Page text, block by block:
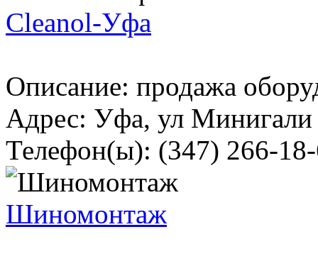
Cleanol-Уфа
Описание: продажа
Адрес: Уфа, ул Минигали
Телефон(ы): (347) 266-
Шиномонтаж